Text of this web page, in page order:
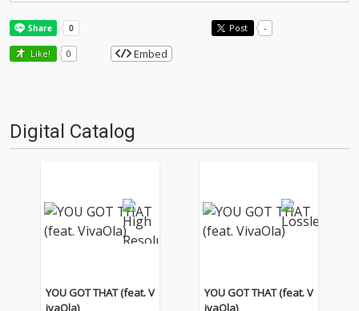
Post -
Like! 0 Embed
Digital Catalog
YOU GOT THAT (feat. V
ivaOla)
YOU GOT THAT (feat. V
ivaOla)